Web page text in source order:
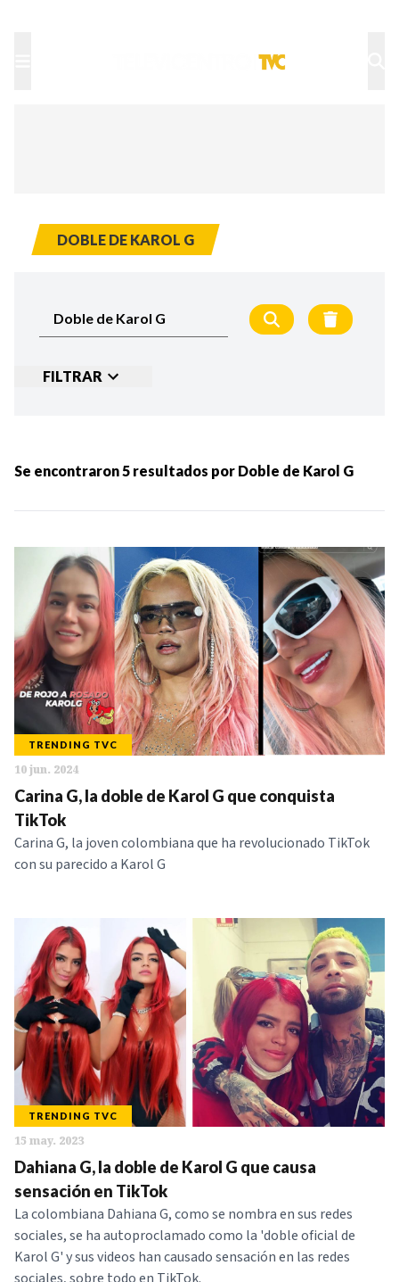
DOBLE DE KAROL G
FILTRAR
MÁS RECIENTES
MENOS RECIENTES
Periodo:
IR
Se encontraron5 resultados por Doble de Karol G
TRENDING TVC
10 jun. 2024
Carina G, la doble de Karol G que conquista
TikTok
Carina G, la joven colombiana que ha revolucionado TikTok
con su parecido a Karol G
TRENDING TVC
15 may. 2023
Dahiana G, la doble de Karol G que causa
sensación en TikTok
La colombiana Dahiana G, como se nombra en sus redes
sociales, se ha autoproclamado como la 'doble oficial de
Karol G' y sus videos han causado sensación en las redes